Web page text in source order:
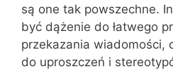
są one tak powszechne.
być dążenie do łatwego
przekazania wiadomości,
do uproszczeń i